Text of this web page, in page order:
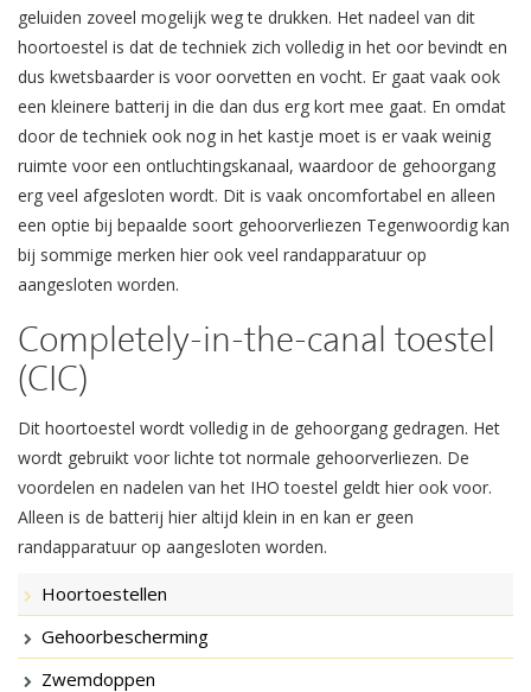
geluiden zoveel mogelijk weg te drukken. Het nadeel van dit
hoortoestel is dat de techniek zich volledig in het oor bevindt en
dus kwetsbaarder is voor oorvetten en vocht. Er gaat vaak ook
een kleinere batterij in die dan dus erg kort mee gaat. En omdat
door de techniek ook nog in het kastje moet is er vaak weinig
ruimte voor een ontluchtingskanaal, waardoor de gehoorgang
erg veel afgesloten wordt. Dit is vaak oncomfortabel en alleen
een optie bij bepaalde soort gehoorverliezen Tegenwoordig kan
bij sommige merken hier ook veel randapparatuur op
aangesloten worden.
Completely-in-the-canal toestel
(CIC)
Dit hoortoestel wordt volledig in de gehoorgang gedragen. Het
wordt gebruikt voor lichte tot normale gehoorverliezen. De
voordelen en nadelen van het IHO toestel geldt hier ook voor.
Alleen is de batterij hier altijd klein in en kan er geen
randapparatuur op aangesloten worden.
Hoortoestellen
Gehoorbescherming
Zwemdoppen